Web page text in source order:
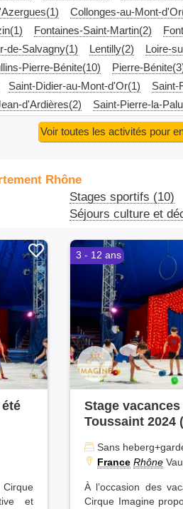
Collonges-au-Mont-
Fontaines-Saint-Martin(2)
de-Salvagny(1) Lentilly(2) Loire-
Pierre-Bénite(10) Pierre-
Saint-Didier-au-Mont-d'Or(1) Saint-
d'Ardières(2) Saint-Pierre-la-
Solaize(1) Tassin-la-Demi-
Vénissieux(3) Écully(6)
Voir toutes les activités pour
Rhône
Stages sportifs (10)
Séjours culture et
et
3 - 12 ans
Stage
Toussaint 2024
Sans
France Rhône
À l’occasion des
Cirque Imagine